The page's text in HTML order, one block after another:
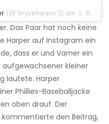
(@ bryceharper3) am 1. April 2019 um 9:41 Uhr PDT
Das Paar hat noch keine
Harper auf Instagram ein
dass er und Varner ein
aufgewachsener kleiner
lautete. Harper
Phillies-Baseballjacke
oben drauf. Der
den Beitrag,